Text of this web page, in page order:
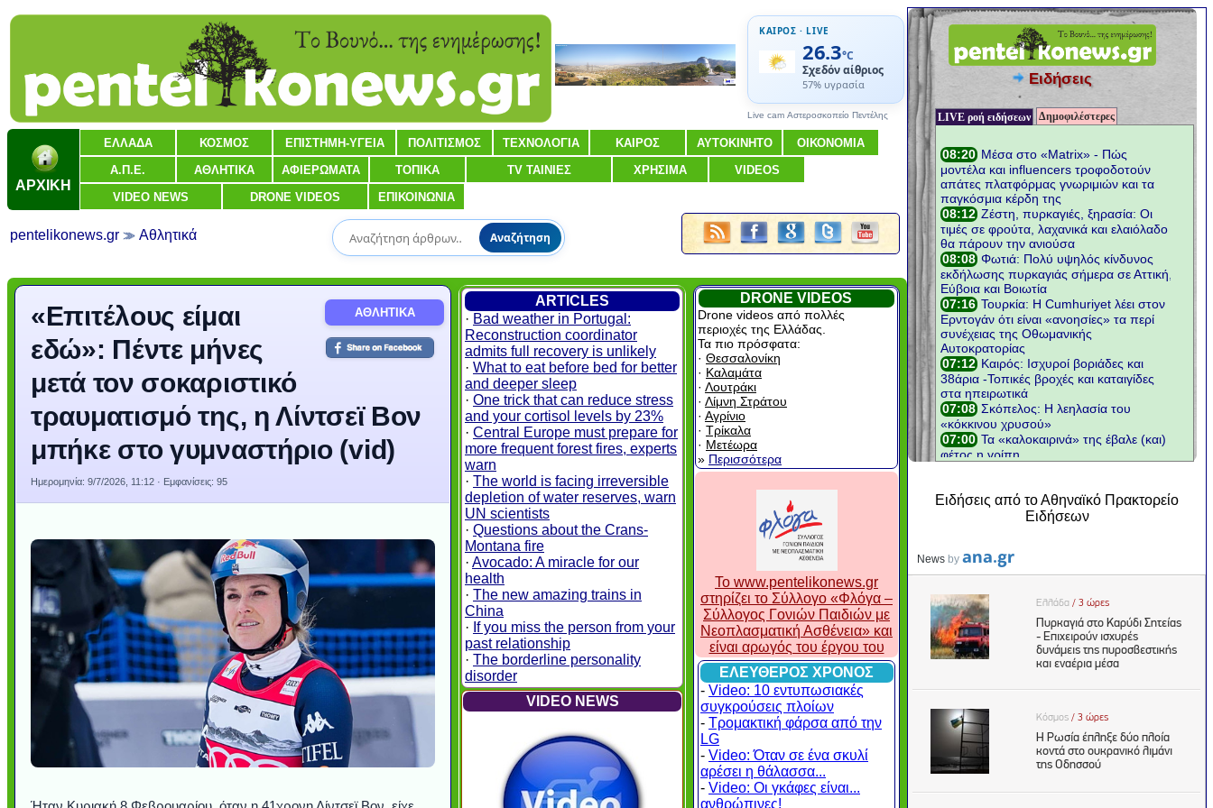
ΚΑΙΡΟΣ · LIVE
26.3°C
Σχεδόν αίθριος
57% υγρασία
Live cam Αστεροσκοπείο Πεντέλης
ΑΡΧΙΚΗ
ΕΛΛΑΔΑ ΚΟΣΜΟΣ ΕΠΙΣΤΗΜΗ-ΥΓΕΙΑ ΠΟΛΙΤΙΣΜΟΣ ΤΕΧΝΟΛΟΓΙΑ ΚΑΙΡΟΣ ΑΥΤΟΚΙΝΗΤΟ ΟΙΚΟΝΟΜΙΑ
Α.Π.Ε. ΑΘΛΗΤΙΚΑ ΑΦΙΕΡΩΜΑΤΑ ΤΟΠΙΚΑ TV ΤΑΙΝΙΕΣ ΧΡΗΣΙΜΑ VIDEOS
VIDEO NEWS DRONE VIDEOS ΕΠΙΚΟΙΝΩΝΙΑ
pentelikonews.gr Αθλητικά Αναζήτηση
ΑΘΛΗΤΙΚΑ
«Επιτέλους είμαι
εδώ»: Πέντε μήνες
μετά τον σοκαριστικό
τραυματισμό της, η Λίντσεϊ Βον
μπήκε στο γυμναστήριο (vid)
Ημερομηνία: 9/7/2026, 11:12 · Εμφανίσεις: 95
ARTICLES
· Bad weather in Portugal:
Reconstruction coordinator
admits full recovery is unlikely
· What to eat before bed for better
and deeper sleep
· One trick that can reduce stress
and your cortisol levels by 23%
· Central Europe must prepare for
more frequent forest fires, experts
warn
· The world is facing irreversible
depletion of water reserves, warn
UN scientists
· Questions about the Crans-
Montana fire
· Avocado: A miracle for our
health
· The new amazing trains in
China
· If you miss the person from your
past relationship
· The borderline personality
disorder
VIDEO NEWS
DRONE VIDEOS
Drone videos από πολλές
περιοχές της Ελλάδας.
Τα πιο πρόσφατα:
· Θεσσαλονίκη
· Καλαμάτα
· Λουτράκι
· Λίμνη Στράτου
· Αγρίνιο
· Τρίκαλα
· Μετέωρα
» Περισσότερα
To www.pentelikonews.gr
στηρίζει το Σύλλογο «Φλόγα –
Σύλλογος Γονιών Παιδιών με
Νεοπλασματική Ασθένεια» και
είναι αρωγός του έργου του
ΕΛΕΥΘΕΡΟΣ ΧΡΟΝΟΣ
- Video: 10 εντυπωσιακές
συγκρούσεις πλοίων
- Τρομακτική φάρσα από την
LG
- Video: Όταν σε ένα σκυλί
αρέσει η θάλασσα...
- Video: Οι γκάφες είναι...
ανθρώπινες!
Ειδήσεις
LIVE ροή ειδήσεων Δημοφιλέστερες
Ειδήσεις από το Αθηναϊκό Πρακτορείο
Ειδήσεων